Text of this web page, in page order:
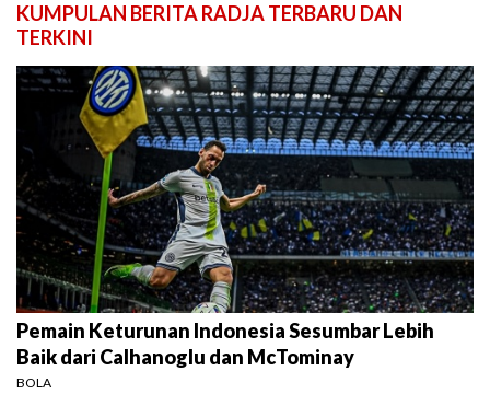
KUMPULAN BERITA RADJA TERBARU DAN
TERKINI
Pemain Keturunan Indonesia Sesumbar Lebih
Baik dari Calhanoglu dan McTominay
BOLA